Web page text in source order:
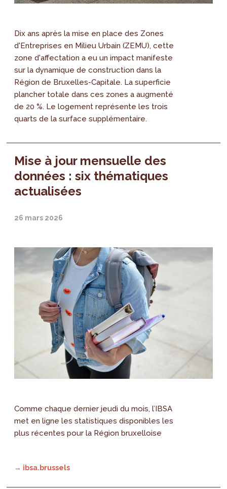
Dix ans après la mise en place des Zones
d'Entreprises en Milieu Urbain (ZEMU), cette
zone d'affectation a eu un impact manifeste
sur la dynamique de construction dans la
Région de Bruxelles-Capitale. La superficie
plancher totale dans ces zones a augmenté
de 20 %. Le logement représente les trois
quarts de la surface supplémentaire.
Mise à jour mensuelle des
données : six thématiques
actualisées
26 mars 2026
Comme chaque dernier jeudi du mois, l’IBSA
met en ligne les statistiques disponibles les
plus récentes pour la Région bruxelloise
→ ibsa.brussels